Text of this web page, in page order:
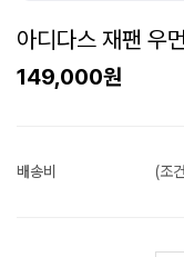
아디다스 재팬
149,000원
배송비 (조